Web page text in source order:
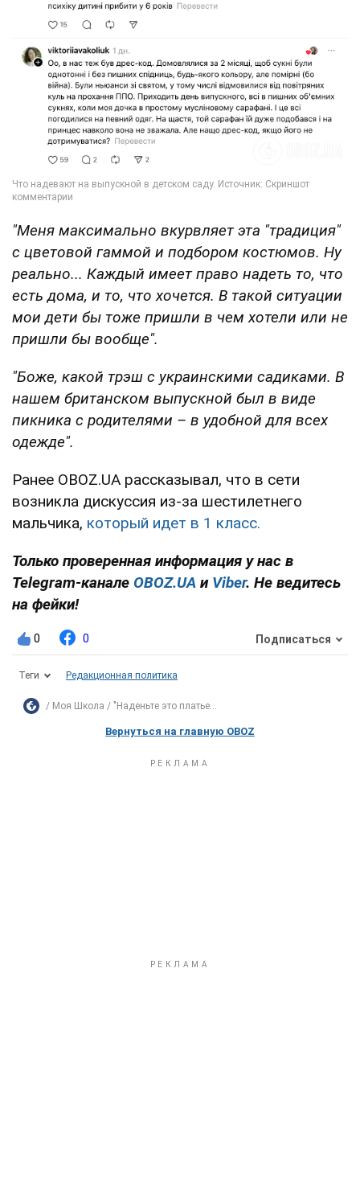
"Меня максимально вкурвляет эта "традиция"
с цветовой гаммой и подбором костюмов. Ну
реально... Каждый имеет право надеть то, что
есть дома, и то, что хочется. В такой ситуации
мои дети бы тоже пришли в чем хотели или не
пришли бы вообще".
"Боже, какой трэш с украинскими садиками. В
нашем британском выпускной был в виде
пикника с родителями – в удобной для всех
одежде".
Ранее OBOZ.UA рассказывал, что в сети
возникла дискуссия из-за шестилетнего
мальчика, который идет в 1 класс.
Только проверенная информация у нас в
Telegram-канале OBOZ.UA и Viber. Не ведитесь
на фейки!
0 0 Подписаться
Теги Редакционная политика
Моя Школа "Наденьте это платье...
Вернуться на главную OBOZ